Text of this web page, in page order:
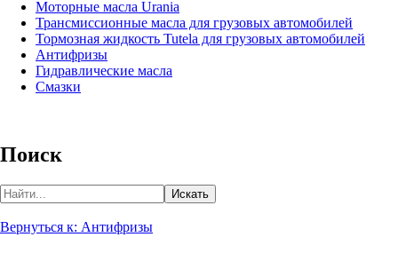
Моторные масла Urania
Трансмиссионные масла для грузовых автомобилей
Тормозная жидкость Tutela для грузовых автомобилей
Антифризы
Гидравлические масла
Смазки
Поиск
Вернуться к: Антифризы